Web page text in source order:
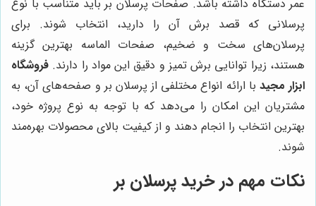
عمر دستگاه داشته باشد. صفحات پرسلان بر باید متناسب با نوع
پرسلانی که قصد برش آن را دارید، انتخاب شوند. برای
پرسلان‌های سخت و ضخیم، صفحات الماسه بهترین گزینه
هستند، زیرا توانایی برش تمیز و دقیق این مواد را دارند. فروشگاه
ابزار مجید با ارائه انواع مختلفی از پرسلان بر و صفحه‌های آن، به
مشتریان این امکان را می‌دهد که با توجه به نوع پروژه خود،
بهترین انتخاب را انجام دهند و از کیفیت بالای محصولات بهره‌مند
شوند.
نکات مهم در خرید پرسلان بر